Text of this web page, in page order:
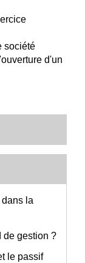
société
d'un
la
de gestion ?
le passif